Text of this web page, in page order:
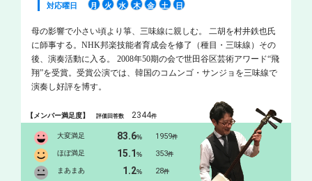
対応曜日
月 火 水 木 金 土 日
母の影響で小さい頃より箏、三味線に親しむ。 二胡を村井鉄也氏
に師事する。NHK邦楽技能者育成会を修了（種目・三味線）その
後、演奏活動に入る。 2008年50期の会で世田谷区芸術アワード“飛
翔”を受賞。受賞公演では、韓国のコムンゴ・サンジョを三味線で
演奏し好評を博す。
【メンバー満足度】評価回答数 2344件
大変満足 83.6% 1959件
ほぼ満足 15.1% 353件
まあまあ 1.2% 28件